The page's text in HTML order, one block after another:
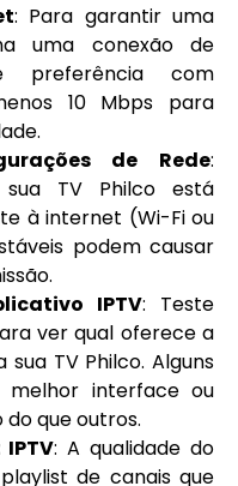
: Para garantir uma
uma conexão de
preferência com
10 Mbps para
de Rede:
TV Philco está
à internet (Wi-Fi ou
podem causar
IPTV: Teste
ver qual oferece a
TV Philco. Alguns
interface ou
que outros.
: A qualidade do
de canais que